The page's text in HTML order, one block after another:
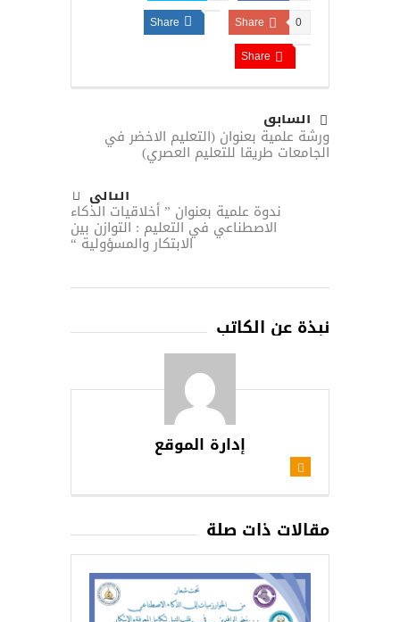
Share 0
Share
Share
السابق
ورشة علمية بعنوان (التعليم الاخضر في
الجامعات طريقا للتعليم العصري)
التالى
ندوة علمية بعنوان ” أخلاقيات الذكاء
الاصطناعي في التعليم : التوازن بين
الابتكار والمسؤولية “
نبذة عن الكاتب
إدارة الموقع
مقالات ذات صلة